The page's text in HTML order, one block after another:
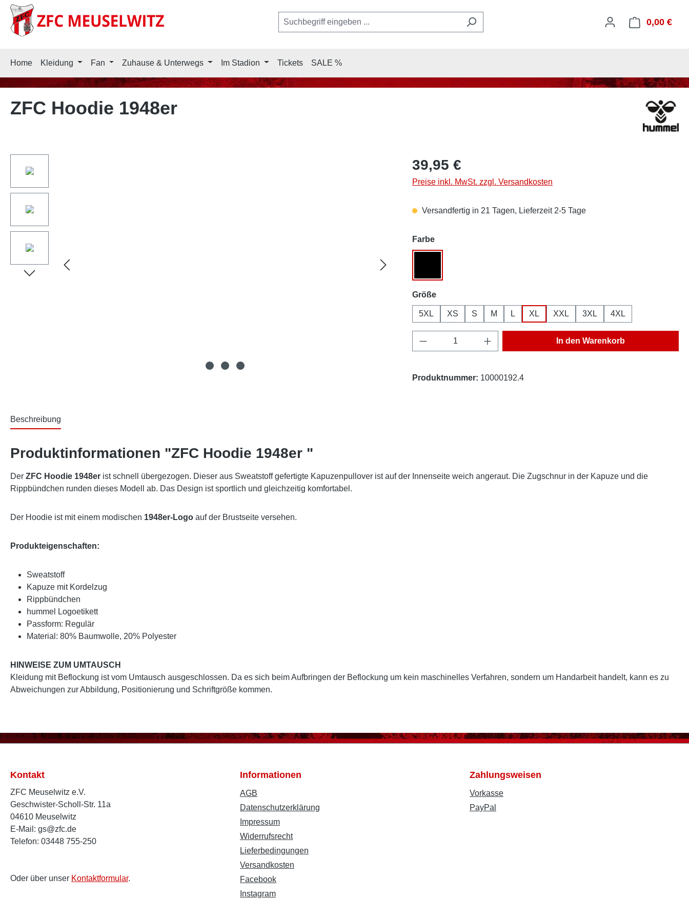
0,00 €
Home Kleidung Fan Zuhause & Unterwegs Im Stadion Tickets SALE %
ZFC Hoodie 1948er
39,95 €
Preise inkl. MwSt. zzgl. Versandkosten
Versandfertig in 21 Tagen, Lieferzeit 2-5 Tage
Farbeauswählen
Größeauswählen
5XL XS S M L XL XXL 3XL 4XL
Produkt Anzahl: Gib den gewünschten Wert ein
In den Warenkorb
Produktnummer: 10000192.4
Beschreibung
Produktinformationen "ZFC Hoodie 1948er "
Der ZFC Hoodie 1948er ist schnell übergezogen. Dieser aus Sweatstoff gefertigte Kapuzenpullover ist auf der Innenseite weich angeraut. Die Zugschnur in der Kapuze und die
Rippbündchen runden dieses Modell ab. Das Design ist sportlich und gleichzeitig komfortabel.
Der Hoodie ist mit einem modischen 1948er-Logo auf der Brustseite versehen.
Produkteigenschaften:
Sweatstoff
Kapuze mit Kordelzug
Rippbündchen
hummel Logoetikett
Passform: Regulär
Material: 80% Baumwolle, 20% Polyester
HINWEISE ZUM UMTAUSCH
Kleidung mit Beflockung ist vom Umtausch ausgeschlossen. Da es sich beim Aufbringen der Beflockung um kein maschinelles Verfahren, sondern um Handarbeit handelt, kann es zu
Abweichungen zur Abbildung, Positionierung und Schriftgröße kommen.
Kontakt
ZFC Meuselwitz e.V.
Geschwister-Scholl-Str. 11a
04610 Meuselwitz
E-Mail: gs@zfc.de
Telefon: 03448 755-250
Oder über unser Kontaktformular.
Informationen
AGB
Datenschutzerklärung
Impressum
Widerrufsrecht
Lieferbedingungen
Versandkosten
Facebook
Instagram
Zahlungsweisen
Vorkasse
PayPal